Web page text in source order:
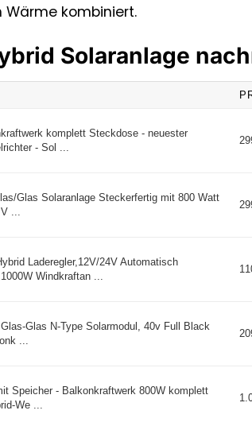
kombiniert.
Solaranlage
komplett Steckdose - neuester
- Sol ...
Glas Solaranlage Steckerfertig mit 800 Watt
...
Laderegler,12V/24V Automatisch
Windkraftan ...
Glas N-Type Solarmodul, 40v Full Black
...
Speicher - Balkonkraftwerk 800W komplett
We ...